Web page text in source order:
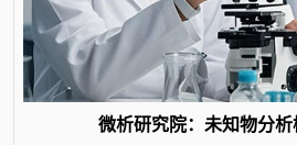
微析研究院：未知物分